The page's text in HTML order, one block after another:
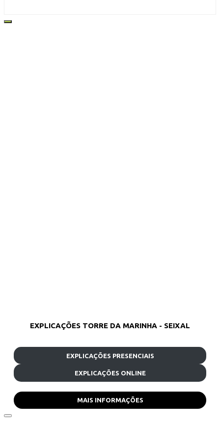
EXPLICAÇÕES TORRE DA MARINHA - SEIXAL
EXPLICAÇÕES PRESENCIAIS
EXPLICAÇÕES ONLINE
MAIS INFORMAÇÕES